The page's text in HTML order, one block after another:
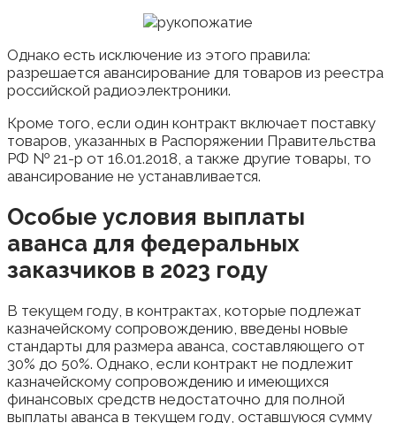
Однако есть исключение из этого правила:
разрешается авансирование для товаров из реестра
российской радиоэлектроники.
Кроме того, если один контракт включает поставку
товаров, указанных в Распоряжении Правительства
РФ № 21-р от 16.01.2018, а также другие товары, то
авансирование не устанавливается.
Особые условия выплаты
аванса для федеральных
заказчиков в 2023 году
В текущем году, в контрактах, которые подлежат
казначейскому сопровождению, введены новые
стандарты для размера аванса, составляющего от
30% до 50%. Однако, если контракт не подлежит
казначейскому сопровождению и имеющихся
финансовых средств недостаточно для полной
выплаты аванса в текущем году, оставшуюся сумму